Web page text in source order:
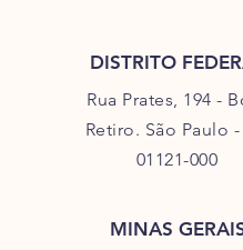
DISTRITO
Rua Prates, 194 -
Retiro. São Paulo -
01121-000
MINAS